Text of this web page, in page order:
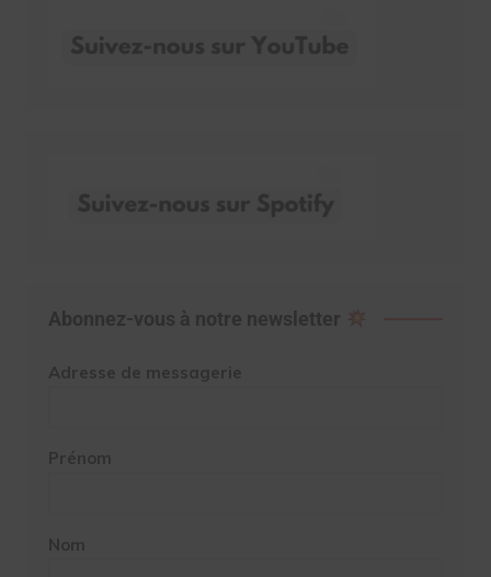
Abonnez-vous à notre newsletter
Adresse de messagerie
Prénom
Nom